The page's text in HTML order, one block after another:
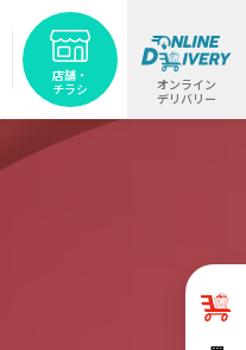
店舗・
チラシ
オンライン
デリバリー